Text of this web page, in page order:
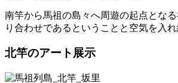
南竿から馬祖の島々へ周遊の起点とな
り合わせであるということと空気を入
北竿のアート展示